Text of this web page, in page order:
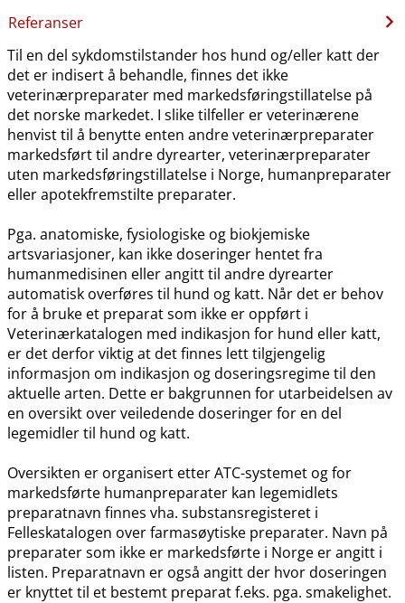
Referanser
Til en del sykdomstilstander hos hund og​/​eller katt der
det er indisert å behandle, finnes det ikke
veterinærpreparater med markedsføringstillatelse på
det norske markedet. I slike tilfeller er veterinærene
henvist til å benytte enten andre veterinærpreparater
markedsført til andre dyrearter, veterinærpreparater
uten markedsføringstillatelse i Norge, humanpreparater
eller apotekfremstilte preparater.
Pga. anatomiske, fysiologiske og biokjemiske
artsvariasjoner, kan ikke doseringer hentet fra
humanmedisinen eller angitt til andre dyrearter
automatisk overføres til hund og katt. Når det er behov
for å bruke et preparat som ikke er oppført i
Veterinærkatalogen med indikasjon for hund eller katt,
er det derfor viktig at det finnes lett tilgjengelig
informasjon om indikasjon og doseringsregime til den
aktuelle arten. Dette er bakgrunnen for utarbeidelsen av
en oversikt over veiledende doseringer for en del
legemidler til hund og katt.
Oversikten er organisert etter ATC-systemet og for
markedsførte humanpreparater kan legemidlets
preparatnavn finnes vha. substansregisteret i
Felleskatalogen over farmasøytiske preparater. Navn på
preparater som ikke er markedsførte i Norge er angitt i
listen. Preparatnavn er også angitt der hvor doseringen
er knyttet til et bestemt preparat f.eks. pga. smakelighet.